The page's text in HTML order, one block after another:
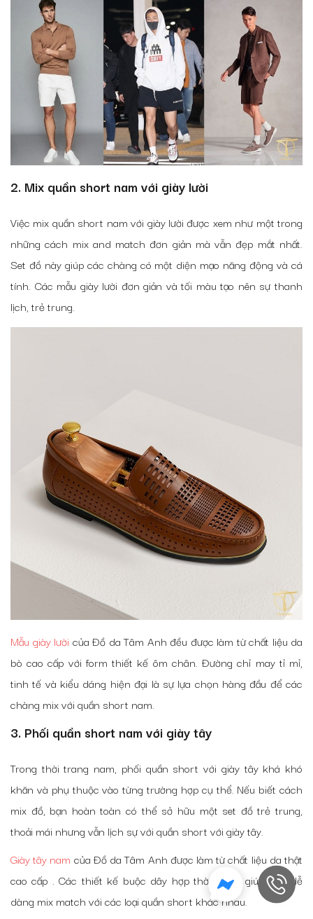
2. Mix quần short nam với giày lười
Việc mix quần short nam với giày lười được xem như một trong
những cách mix and match đơn giản mà vẫn đẹp mắt nhất.
Set đồ này giúp các chàng có một diện mạo năng động và cá
tính. Các mẫu giày lười đơn giản và tối màu tạo nên sự thanh
lịch, trẻ trung.
Mẫu giày lười của Đồ da Tâm Anh đều được làm từ chất liệu da
bò cao cấp với form thiết kế ôm chân. Đường chỉ may tỉ mỉ,
tinh tế và kiểu dáng hiện đại là sự lựa chọn hàng đầu để các
chàng mix với quần short nam.
3. Phối quần short nam với giày tây
Trong thời trang nam, phối quần short với giày tây khá khó
khăn và phụ thuộc vào từng trường hợp cụ thể. Nếu biết cách
mix đồ, bạn hoàn toàn có thể sở hữu một set đồ trẻ trung,
thoải mái nhưng vẫn lịch sự với quần short với giày tây.
Giày tây nam của Đồ da Tâm Anh được làm từ chất liệu da thật
cao cấp . Các thiết kế buộc dây hợp thời trang giúp bạn dễ
dàng mix match với các loại quần short khác nhau.